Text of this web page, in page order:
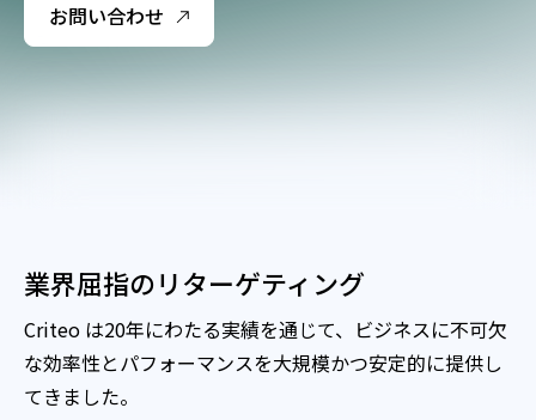
お問い合わせ
業界屈指のリターゲティング
Criteo は20年にわたる実績を通じて、ビジネスに不可欠
な効率性とパフォーマンスを大規模かつ安定的に提供し
てきました。